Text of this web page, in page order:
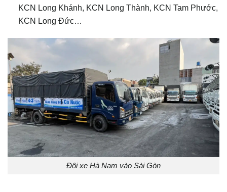
KCN Long Khánh, KCN Long Thành, KCN Tam Phước,
KCN Long Đức…
Đội xe Hà Nam vào Sài Gòn